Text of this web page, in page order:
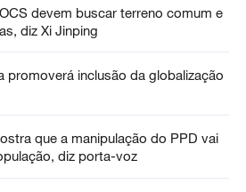
devem buscar terreno comum e
diz Xi Jinping
promoverá inclusão da globalização
que a manipulação do PPD vai
diz porta-voz